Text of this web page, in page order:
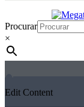
Procurar
×
Edit Content